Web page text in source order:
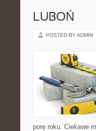
LUBOŃ
POSTED BY ADMIN
porę roku. Ciekawe